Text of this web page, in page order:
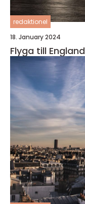
redaktionel
18. January 2024
Flyga till